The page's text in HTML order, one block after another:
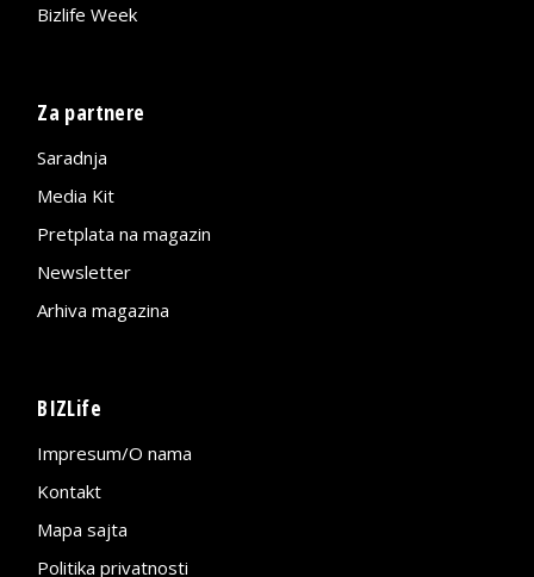
Bizlife Week
Za partnere
Saradnja
Media Kit
Pretplata na magazin
Newsletter
Arhiva magazina
BIZLife
Impresum/O nama
Kontakt
Mapa sajta
Politika privatnosti